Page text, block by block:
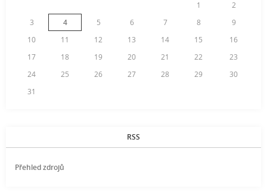
1
2
3
4 5 6 7 8
9
10
11 12 13 14 15
16
17
18 19 20 21 22
23
24
25 26 27 28 29
30
31
RSS
Přehled zdrojů